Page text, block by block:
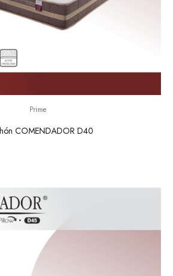
Prime
COMENDADOR D40